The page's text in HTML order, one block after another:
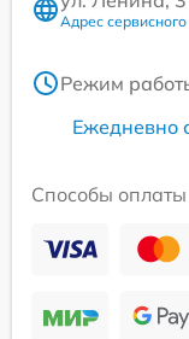
Адрес
Режим
Ежедневно
Способы оплаты